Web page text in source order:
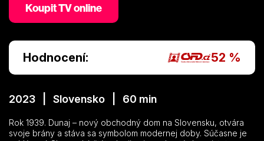
Koupit TV online
Hodnocení: 52 %
2023 | Slovensko | 60 min
Rok 1939. Dunaj – nový obchodný dom na Slovensku, otvára
svoje brány a stáva sa symbolom modernej doby. Súčasne je